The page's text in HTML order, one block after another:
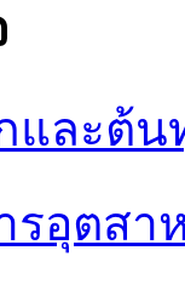
และต้
รอุตส